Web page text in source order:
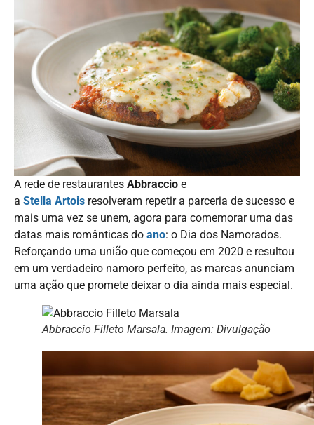
A rede de restaurantes Abbraccio e
a Stella Artois resolveram repetir a parceria de sucesso e
mais uma vez se unem, agora para comemorar uma das
datas mais românticas do ano: o Dia dos Namorados.
Reforçando uma união que começou em 2020 e resultou
em um verdadeiro namoro perfeito, as marcas anunciam
uma ação que promete deixar o dia ainda mais especial.
Abbraccio Filleto Marsala. Imagem: Divulgação